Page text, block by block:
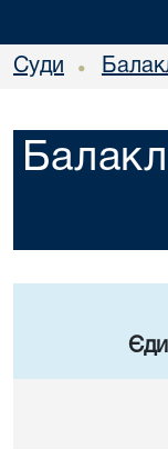
Суди •